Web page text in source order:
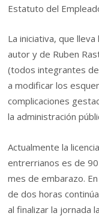
Estatuto del
La iniciativa, que
autor y de Ruben
(todos integrantes
a modificar los
complicaciones
la administración
Actualmente la
entrerrianos es de
mes de embarazo.
de dos horas
al finalizar la jornada